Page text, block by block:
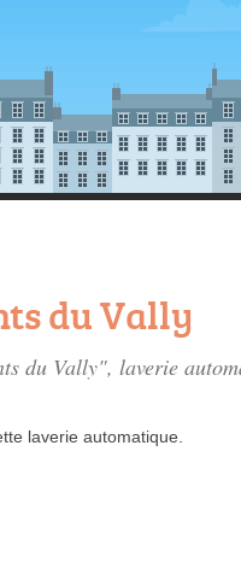
du Vally
du Vally", laverie
laverie automatique.